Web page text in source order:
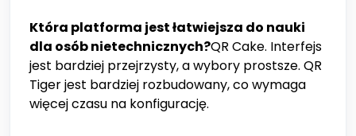
Która platforma jest łatwiejsza do nauki
dla osób nietechnicznych?QR Cake. Interfejs
jest bardziej przejrzysty, a wybory prostsze. QR
Tiger jest bardziej rozbudowany, co wymaga
więcej czasu na konfigurację.